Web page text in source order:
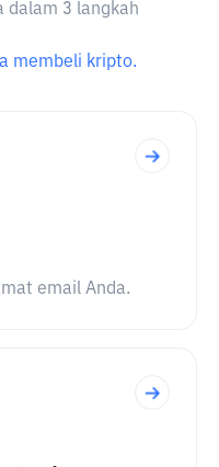
dalam 3 langkah
membeli kripto.
email Anda.